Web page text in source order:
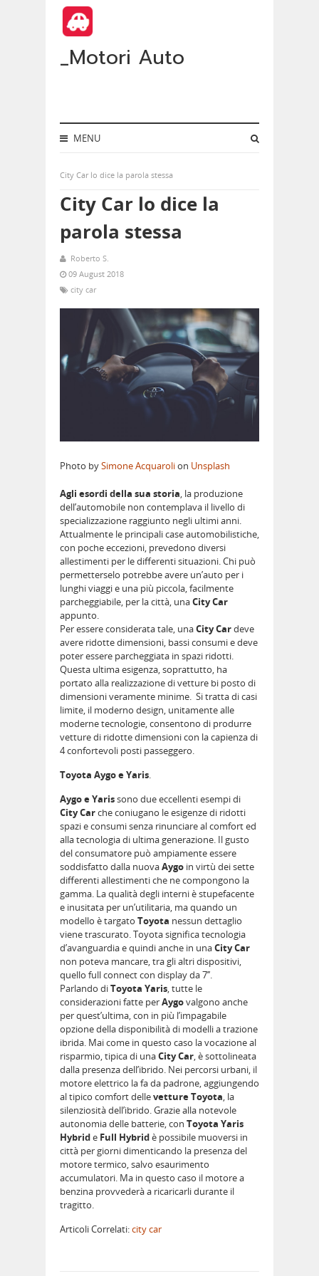
_Motori Auto
MENU
City Car lo dice la parola stessa
City Car lo dice la
parola stessa
Roberto S.
09 August 2018
city car
Photo bySimone Acquarolion Unsplash
Agli esordi della sua storia , la produzione
dell’automobile non contemplava il livello di
specializzazione raggiunto negli ultimi anni.
Attualmente le principali case automobilistiche,
con poche eccezioni, prevedono diversi
allestimenti per le differenti situazioni. Chi può
permetterselo potrebbe avere un’auto per i
lunghi viaggi e una più piccola, facilmente
parcheggiabile, per la città, unaCity Car
appunto.
Per essere considerata tale, unaCity Cardeve
avere ridotte dimensioni, bassi consumi e deve
poter essere parcheggiata in spazi ridotti.
Questa ultima esigenza, soprattutto, ha
portato alla realizzazione di vetture bi posto di
dimensioni veramente minime. Si tratta di casi
limite, il moderno design, unitamente alle
moderne tecnologie, consentono di produrre
vetture di ridotte dimensioni con la capienza di
4 confortevoli posti passeggero.
Toyota Aygo e Yaris
Aygo e Yarissono due eccellenti esempi di
City Carche coniugano le esigenze di ridotti
spazi e consumi senza rinunciare al comfort ed
alla tecnologia di ultima generazione. Il gusto
del consumatore può ampiamente essere
soddisfatto dalla nuovaAygo in virtù dei sette
differenti allestimenti che ne compongono la
gamma. La qualità degli interni è stupefacente
e inusitata per un’utilitaria, ma quando un
modello è targato Toyota nessun dettaglio
viene trascurato. Toyota significa tecnologia
d’avanguardia e quindi anche in unaCity Car
non poteva mancare, tra gli altri dispositivi,
quello full connect con display da 7’’.
Parlando diToyota Yaris , tutte le
considerazioni fatte perAygovalgono anche
per quest’ultima, con in più l’impagabile
opzione della disponibilità di modelli a trazione
ibrida. Mai come in questo caso la vocazione al
risparmio, tipica di unaCity Car , è sottolineata
dalla presenza dell’ibrido. Nei percorsi urbani, il
motore elettrico la fa da padrone, aggiungendo
al tipico comfort dellevetture Toyota , la
silenziosità dell’ibrido. Grazie alla notevole
autonomia delle batterie, con Toyota Yaris
Hybride Full Hybridè possibile muoversi in
città per giorni dimenticando la presenza del
motore termico, salvo esaurimento
accumulatori. Ma in questo caso il motore a
benzina provvederà a ricaricarli durante il
tragitto.
Articoli Correlati:city car